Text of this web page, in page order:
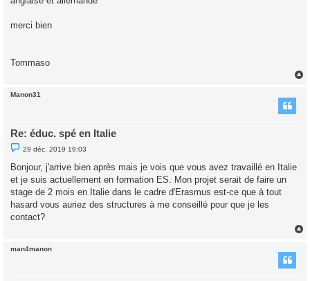
merci bien
Tommaso
Manon31
Re: éduc. spé en Italie
M
e
s
a
g
e
n
n
29 déc. 2019 19:03
Bonjour, j'arrive bien après mais je vois que vous avez travaillé en Italie
et je suis actuellement en formation ES. Mon projet serait de faire un
stage de 2 mois en Italie dans le cadre d'Erasmus est-ce que à tout
hasard vous auriez des structures à me conseillé pour que je les
contact?
man4manon